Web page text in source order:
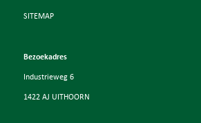
SITEMAP
Bezoekadres
Industrieweg 6
1422 AJ UITHOORN